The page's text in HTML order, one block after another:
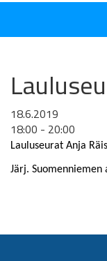
18.6.2019
18:00 - 20:00
Lauluseurat Anja
Järj. Suomenniemen